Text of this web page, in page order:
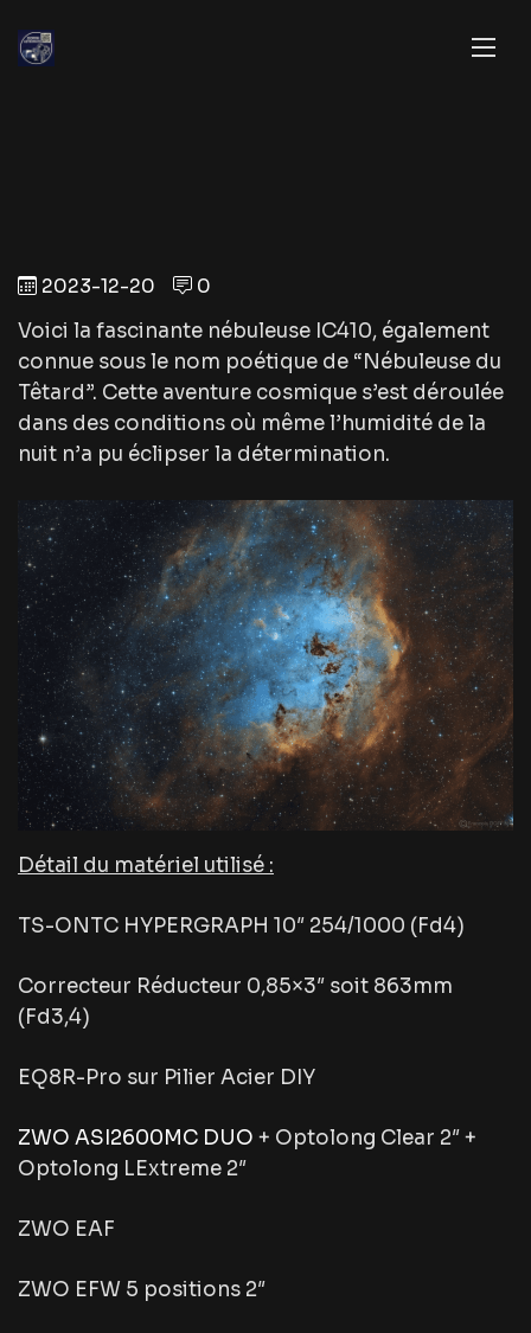
2023-12-20
0
Voici la fascinante nébuleuse IC410, également
connue sous le nom poétique de “Nébuleuse du
Têtard”. Cette aventure cosmique s’est déroulée
dans des conditions où même l’humidité de la
nuit n’a pu éclipser la détermination.
Détail du matériel utilisé :
TS-ONTC HYPERGRAPH 10″ 254/1000 (Fd4)
Correcteur Réducteur 0,85×3″ soit 863mm
(Fd3,4)
EQ8R-Pro sur Pilier Acier DIY
ZWO ASI2600MC DUO + Optolong Clear 2″ +
Optolong LExtreme 2″
ZWO EAF
ZWO EFW 5 positions 2″